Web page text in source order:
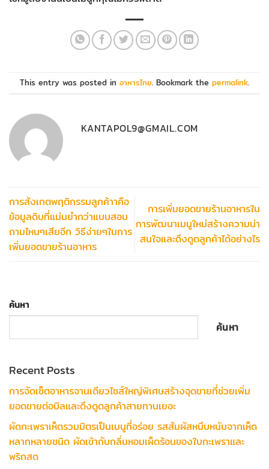
This entry was posted in อาหารไทย. Bookmark the permalink.
KANTAPOL9@GMAIL.COM
การสังเกตพฤติกรรมลูกค้าาคือ
ข้อมูลดิบที่แม่นยำกว่าแบบสอบ
ถามไหนๆเสียอีก วิธีง่ายๆในการ
เพิ่มยอดขายร้านอาหาร
การเพิ่มยอดขายร้านอาหารใน
การพัฒนาเมนูใหม่สร้างความน่า
สนใจและดึงดูดลูกค้าได้อย่างไร
ค้นหา
ค้นหา
Recent Posts
การจัดเซ็ตอาหารจานเดียวไซส์ใหญ่พิเศษสร้างจุดขายที่ช่วยเพิ่ม
ยอดขายต่อบิลและดึงดูดลูกค้าสายทานเยอะ
ผัดกะเพราเห็ดรวมมิตรเป็นเมนูที่อร่อย รสสัมผัสหนึบหนับจากเห็ด
หลากหลายชนิด ผัดเข้ากับกลิ่นหอมเผ็ดร้อนของใบกะเพราและ
พริกสด